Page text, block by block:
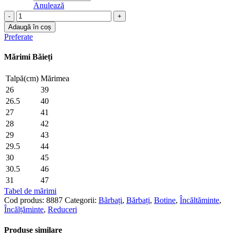
Anulează
Adaugă în coș
Preferate
Mărimi Băieți
Talpă(cm) Mărimea
26
39
26.5
40
27
41
28
42
29
43
29.5
44
30
45
30.5
46
31
47
Tabel de mărimi
Cod produs: 8887 Categorii: Bărbați, Bărbați, Botine, Încăltăminte,
Încălțăminte, Reduceri
Produse similare